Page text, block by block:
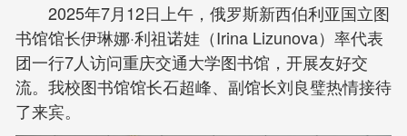
2025年7月12日上午，俄罗斯新西伯利亚国立图
书馆馆长伊琳娜·利祖诺娃（Irina Lizunova）率代表
团一行7人访问重庆交通大学图书馆，开展友好交
流。我校图书馆馆长石超峰、副馆长刘良璧热情接待
了来宾。